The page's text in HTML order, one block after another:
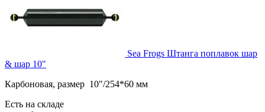
Sea Frogs Штанга поплавок шар
& шар 10"
Карбоновая, размер 10"/254*60 мм
Есть на складе